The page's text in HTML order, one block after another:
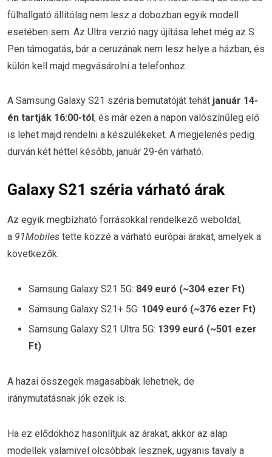
fülhallgató állítólag nem lesz a dobozban egyik modell
esetében sem. Az Ultra verzió nagy újítása lehet még az S
Pen támogatás, bár a ceruzának nem lesz helye a házban, és
külön kell majd megvásárolni a telefonhoz.
A Samsung Galaxy S21 széria bemutatóját tehát január 14-
én tartják 16:00-tól , és már ezen a napon valószínűleg elő
is lehet majd rendelni a készülékeket. A megjelenés pedig
durván két héttel később, január 29-én várható.
Galaxy S21 széria várható árak
Az egyik megbízható forrásokkal rendelkező weboldal,
a 91Mobiles tette közzé a várható európai árakat, amelyek a
következők:
Samsung Galaxy S21 5G: 849 euró (~304 ezer Ft)
Samsung Galaxy S21+ 5G: 1049 euró (~376 ezer Ft)
Samsung Galaxy S21 Ultra 5G: 1399 euró (~501 ezer
Ft)
A hazai összegek magasabbak lehetnek, de
iránymutatásnak jók ezek is.
Ha ez elődökhöz hasonlítjuk az árakat, akkor az alap
modellek valamivel olcsóbbak lesznek, ugyanis tavaly a